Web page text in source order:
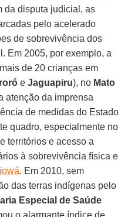
da disputa judicial, as
pelo acelerado
de sobrevivência dos
Em 2005, por exemplo, a
de 20 crianças em
eJaguapiru), no Mato
atenção da imprensa
de medidas do Estado
quadro, especialmente no
territórios e acesso a
à sobrevivência física e
. Em 2010, sem
das terras indígenas pelo
Especial de Saúde
o alarmante índice de